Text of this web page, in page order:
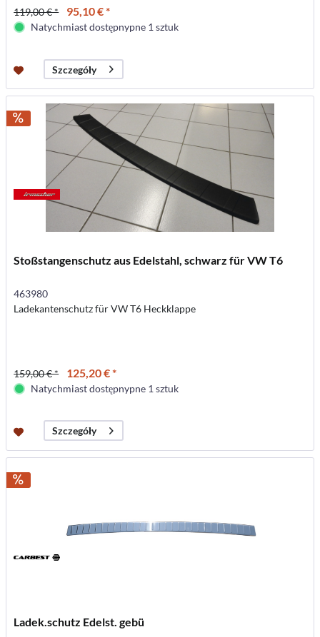
119,00 € * 95,10 € *
Natychmiast dostępnypne 1 sztuk
Szczegóły
Stoßstangenschutz aus Edelstahl, schwarz für VW T6
463980
Ladekantenschutz für VW T6 Heckklappe
159,00 € * 125,20 € *
Natychmiast dostępnypne 1 sztuk
Szczegóły
Ladek.schutz Edelst. gebü